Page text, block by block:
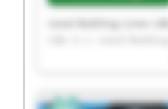
Used Bottling Lines
Bottling Lines UBL
Lines UBL S.r.l. Used